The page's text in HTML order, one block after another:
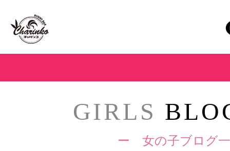
GIRLS
ー 女の子ブログ